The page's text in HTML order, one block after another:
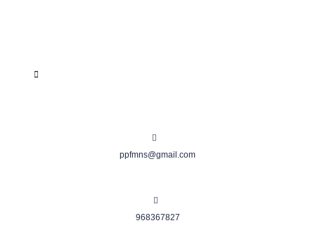
ppfmns@gmail.com
968367827